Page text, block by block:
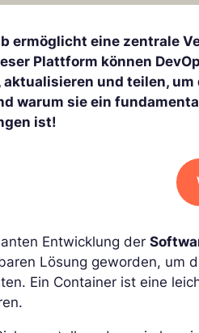
ermöglicht eine zentrale
Plattform können
aktualisieren und teilen,
warum sie ein
ist!
Entwicklung der
Lösung geworden, um
Ein Container ist eine